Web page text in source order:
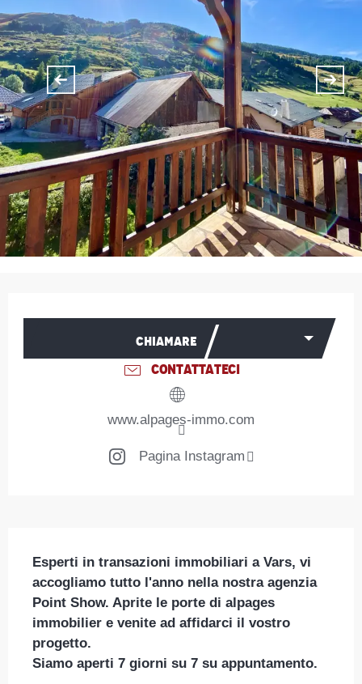
CHIAMARE
CONTATTATECI
www.alpages-immo.com
Pagina Instagram
Esperti in transazioni immobiliari a Vars, vi
accogliamo tutto l'anno nella nostra agenzia
Point Show. Aprite le porte di alpages
immobilier e venite ad affidarci il vostro
progetto.
Siamo aperti 7 giorni su 7 su appuntamento.